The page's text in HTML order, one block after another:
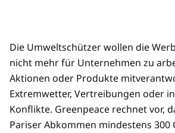
Die Umweltschützer wollen die
nicht mehr für Unternehmen zu
Aktionen oder Produkte
Extremwetter, Vertreibungen oder
Konflikte. Greenpeace rechnet vor,
Pariser Abkommen mindestens 300